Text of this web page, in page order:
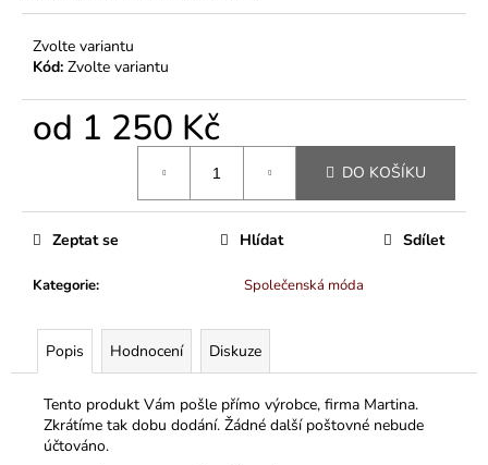
Zvolte variantu
Kód: Zvolte variantu
od 1 250 Kč
DO KOŠÍKU
Kategorie: Společenská móda
Zeptat se Hlídat Sdílet
Popis Hodnocení Diskuze
Tento produkt Vám pošle přímo výrobce, firma Martina.
Zkrátíme tak dobu dodání. Žádné další poštovné nebude
účtováno.